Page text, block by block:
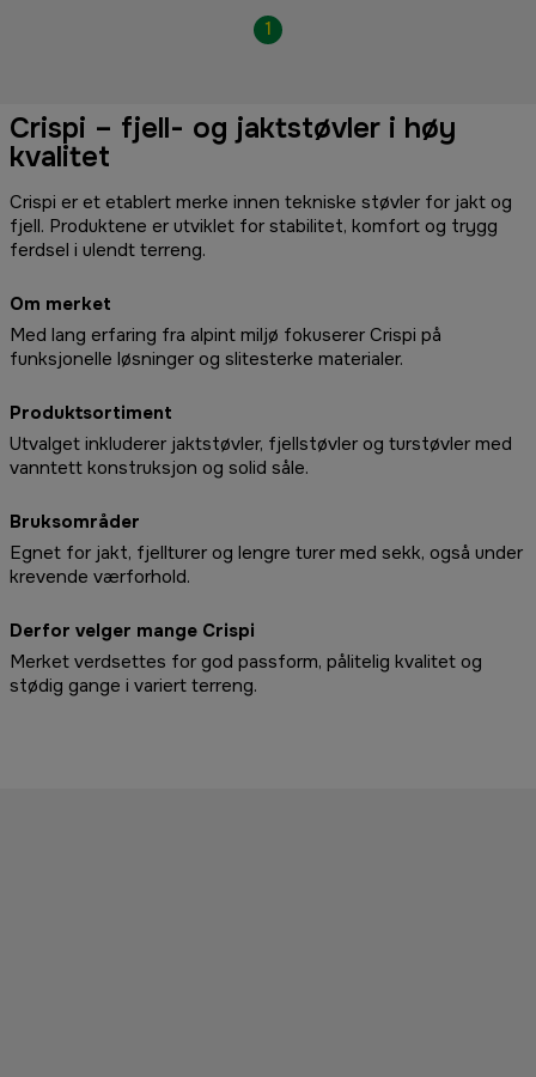
1
Crispi – fjell- og jaktstøvler i høy
kvalitet
Crispi er et etablert merke innen tekniske støvler for jakt og
fjell. Produktene er utviklet for stabilitet, komfort og trygg
ferdsel i ulendt terreng.
Om merket
Med lang erfaring fra alpint miljø fokuserer Crispi på
funksjonelle løsninger og slitesterke materialer.
Produktsortiment
Utvalget inkluderer jaktstøvler, fjellstøvler og turstøvler med
vanntett konstruksjon og solid såle.
Bruksområder
Egnet for jakt, fjellturer og lengre turer med sekk, også under
krevende værforhold.
Derfor velger mange Crispi
Merket verdsettes for god passform, pålitelig kvalitet og
stødig gange i variert terreng.